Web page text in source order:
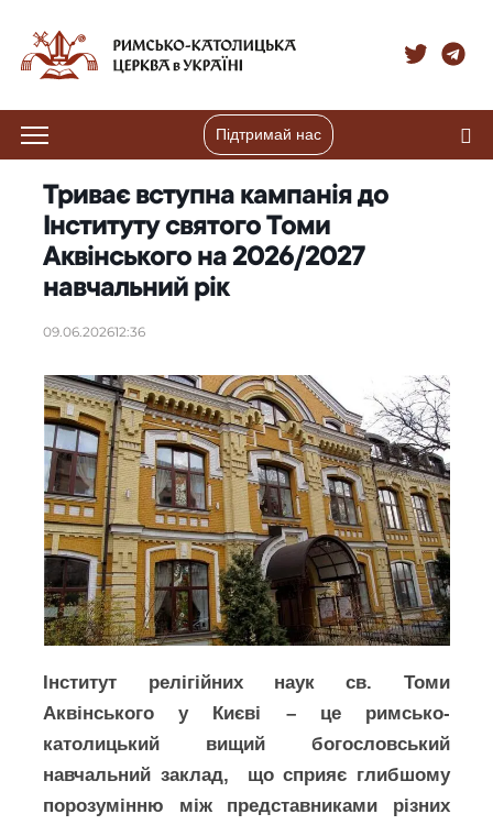
Підтримай нас
Триває вступна кампанія до
Інституту святого Томи
Аквінського на 2026/2027
навчальний рік
09.06.202612:36
Інститут релігійних наук св. Томи
Аквінського у Києві – це римсько-
католицький вищий богословський
навчальний заклад, що сприяє глибшому
порозумінню між представниками різних